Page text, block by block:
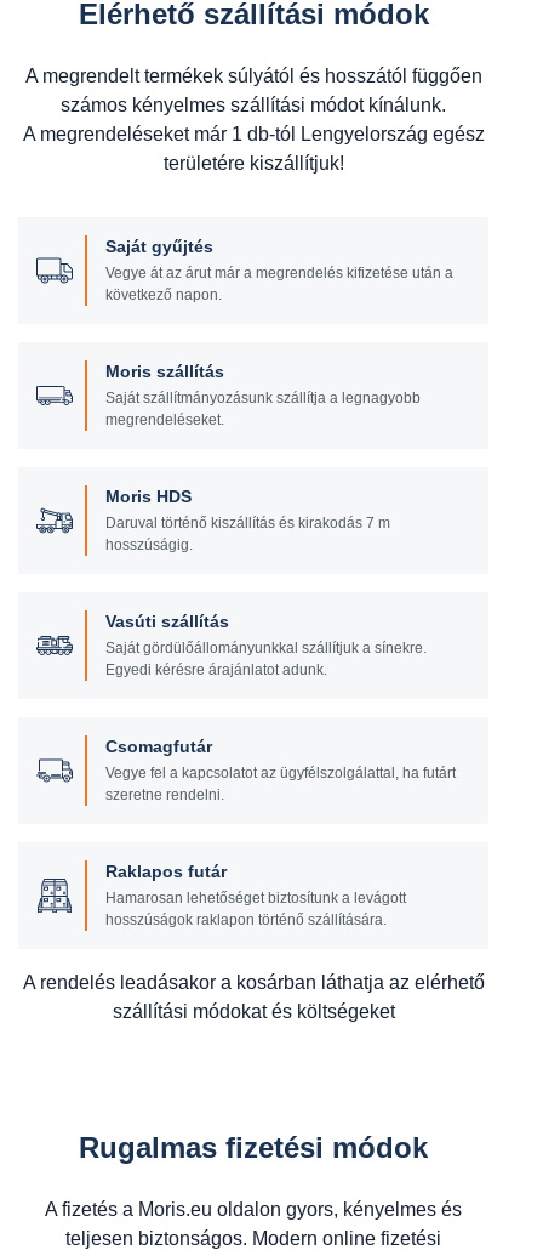
Elérhető szállítási módok
A megrendelt termékek súlyától és hosszától függően
számos kényelmes szállítási módot kínálunk.
A megrendeléseket már 1 db-tól Lengyelország egész
területére kiszállítjuk!
Saját gyűjtés
Vegye át az árut már a megrendelés kifizetése után a
következő napon.
Moris szállítás
Saját szállítmányozásunk szállítja a legnagyobb
megrendeléseket.
Moris HDS
Daruval történő kiszállítás és kirakodás 7 m
hosszúságig.
Vasúti szállítás
Saját gördülőállományunkkal szállítjuk a sínekre.
Egyedi kérésre árajánlatot adunk.
Csomagfutár
Vegye fel a kapcsolatot az ügyfélszolgálattal, ha futárt
szeretne rendelni.
Raklapos futár
Hamarosan lehetőséget biztosítunk a levágott
hosszúságok raklapon történő szállítására.
A rendelés leadásakor a kosárban láthatja az elérhető
szállítási módokat és költségeket
Rugalmas fizetési módok
A fizetés a Moris.eu oldalon gyors, kényelmes és
teljesen biztonságos. Modern online fizetési